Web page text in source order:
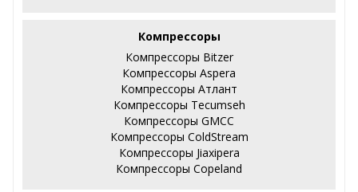
Компрессоры
Компрессоры Bitzer
Компрессоры Aspera
Компрессоры Атлант
Компрессоры Tecumseh
Компрессоры GMCC
Компрессоры ColdStream
Компрессоры Jiaxipera
Компрессоры Copeland